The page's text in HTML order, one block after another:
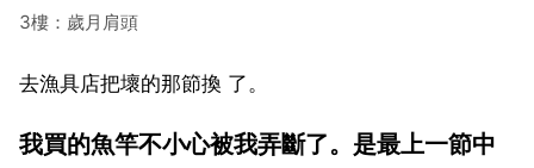
3樓：歲月肩頭
去漁具店把壞的那節換 了。
我買的魚竿不小心被我弄斷了。是最上一節中